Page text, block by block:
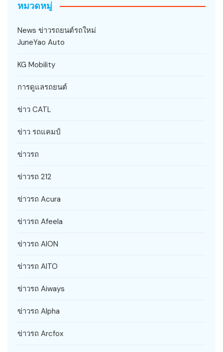
หมวดหมู่
News ข่าวรถยนต์รถใหม่
JuneYao Auto
KG Mobility
การดูแลรถยนต์
ข่าว CATL
ข่าว รถแคมป์
ข่าวรถ
ข่าวรถ 212
ข่าวรถ Acura
ข่าวรถ Afeela
ข่าวรถ AION
ข่าวรถ AITO
ข่าวรถ Aiways
ข่าวรถ Alpha
ข่าวรถ Arcfox